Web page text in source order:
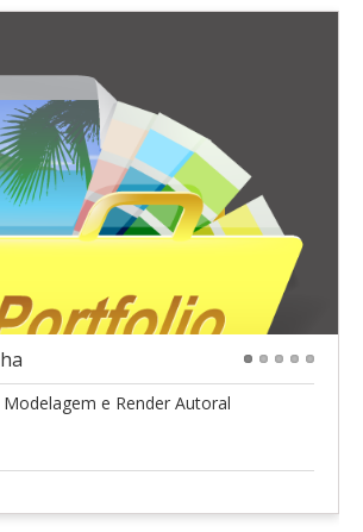
e Render Autoral